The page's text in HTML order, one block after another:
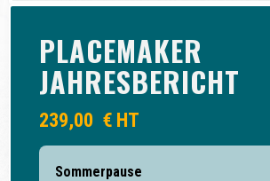
PLACEMAKER
JAHRESBERICHT
239,00 € HT
Sommerpause